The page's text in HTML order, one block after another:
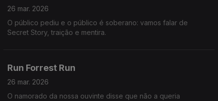
26 mar. 2026
O público pediu e o público é soberano: vamos falar de
Secret Story, traição e mentira.
Run Forrest Run
26 mar. 2026
O namorado da nossa ouvinte disse que não a queria